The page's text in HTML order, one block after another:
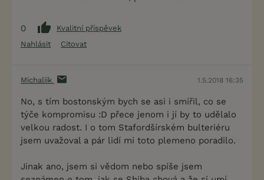
0
Kvalitní příspěvek
Nahlásit
Citovat
Michaliik 1.5.2018 16:35
No, s tím bostonským bych se asi i smířil, co se
týče kompromisu :D přece jenom i jí by to udělalo
velkou radost. I o tom Stafordšírském bulteriéru
jsem uvažoval a pár lidí mi toto plemeno poradilo.
Jinak ano, jsem si vědom nebo spíše jsem